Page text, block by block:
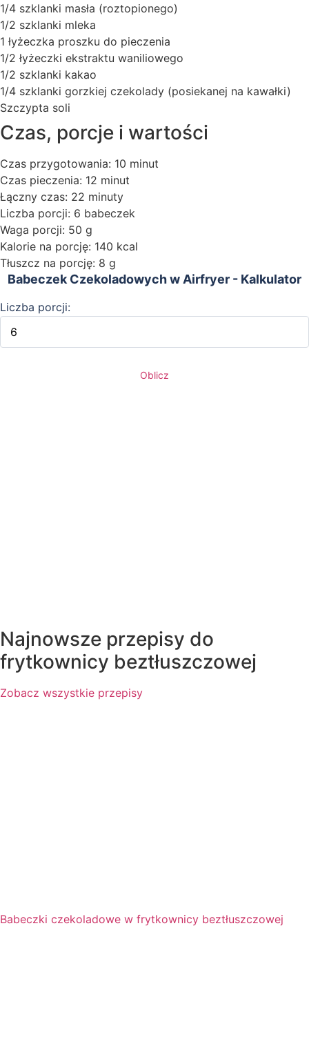
1/4 szklanki masła (roztopionego)
1/2 szklanki mleka
1 łyżeczka proszku do pieczenia
1/2 łyżeczki ekstraktu waniliowego
1/2 szklanki kakao
1/4 szklanki gorzkiej czekolady (posiekanej na kawałki)
Szczypta soli
Czas, porcje i wartości
Czas przygotowania: 10 minut
Czas pieczenia: 12 minut
Łączny czas: 22 minuty
Liczba porcji: 6 babeczek
Waga porcji: 50 g
Kalorie na porcję: 140 kcal
Tłuszcz na porcję: 8 g
Babeczek Czekoladowych w Airfryer - Kalkulator
Liczba porcji:
Oblicz
Najnowsze przepisy do
frytkownicy beztłuszczowej
Zobacz wszystkie przepisy
Babeczki czekoladowe w frytkownicy beztłuszczowej